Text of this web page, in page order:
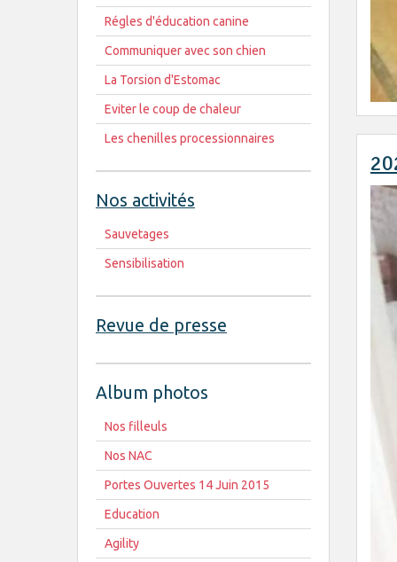
Régles d'éducation canine
Communiquer avec son chien
La Torsion d'Estomac
Eviter le coup de chaleur
Les chenilles processionnaires
Nos activités
Sauvetages
Sensibilisation
Revue de presse
Album photos
Nos filleuls
Nos NAC
Portes Ouvertes 14 Juin 2015
Education
Agility